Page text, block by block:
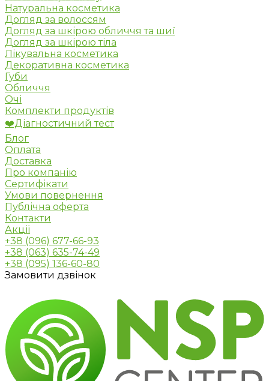
Натуральна косметика
Догляд за волоссям
Догляд за шкірою обличчя та шиї
Догляд за шкірою тіла
Лікувальна косметика
Декоративна косметика
Губи
Обличчя
Очі
Комплекти продуктів
❤️Діагностичний тест
Блог
Оплата
Доставка
Про компанію
Сертифікати
Умови повернення
Публічна оферта
Контакти
Акції
+38 (096) 677-66-93
+38 (063) 635-74-49
+38 (095) 136-60-80
Замовити дзвінок